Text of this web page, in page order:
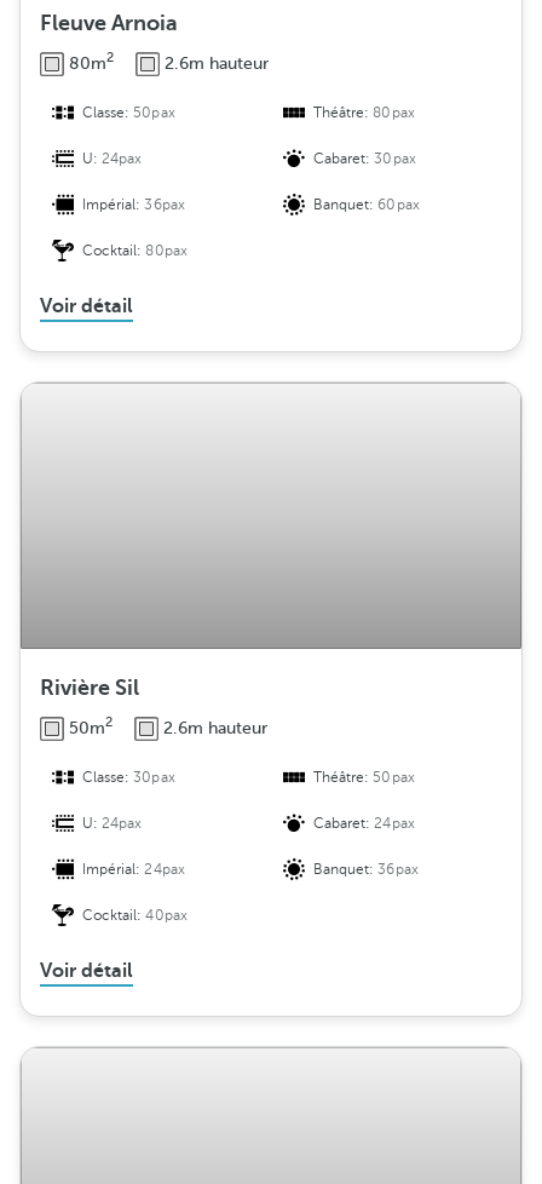
Fleuve Arnoia
80m2 2.6m hauteur
Classe: 50pax Théâtre:80pax
U:24pax Cabaret:30pax
Impérial:36pax Banquet:60pax
Cocktail:80pax
Voir détail
Rivière Sil
50m2 2.6m hauteur
Classe:30pax Théâtre: 50pax
U:24pax Cabaret:24pax
Impérial:24pax Banquet:36pax
Cocktail:40pax
Voir détail